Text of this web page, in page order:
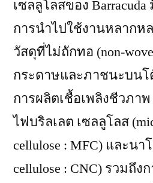
เซลลูโลสของ
การนำไปใช้งานหลากห
วัสดุที่ไม่ถักทอ (non-
กระดาษและภาชนะบนโ
การผลิตเชื้อเพลิงชีวภาพ
ไฟบริลเลต เซลลูโลส
cellulose : MFC) และนา
cellulose : CNC) รวมถึง